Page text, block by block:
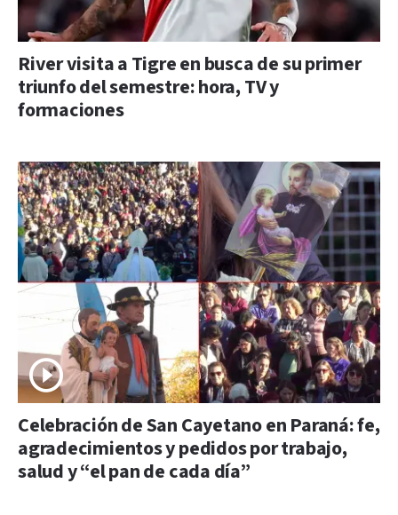
River visita a Tigre en busca de su primer
triunfo del semestre: hora, TV y
formaciones
Celebración de San Cayetano en Paraná: fe,
agradecimientos y pedidos por trabajo,
salud y “el pan de cada día”